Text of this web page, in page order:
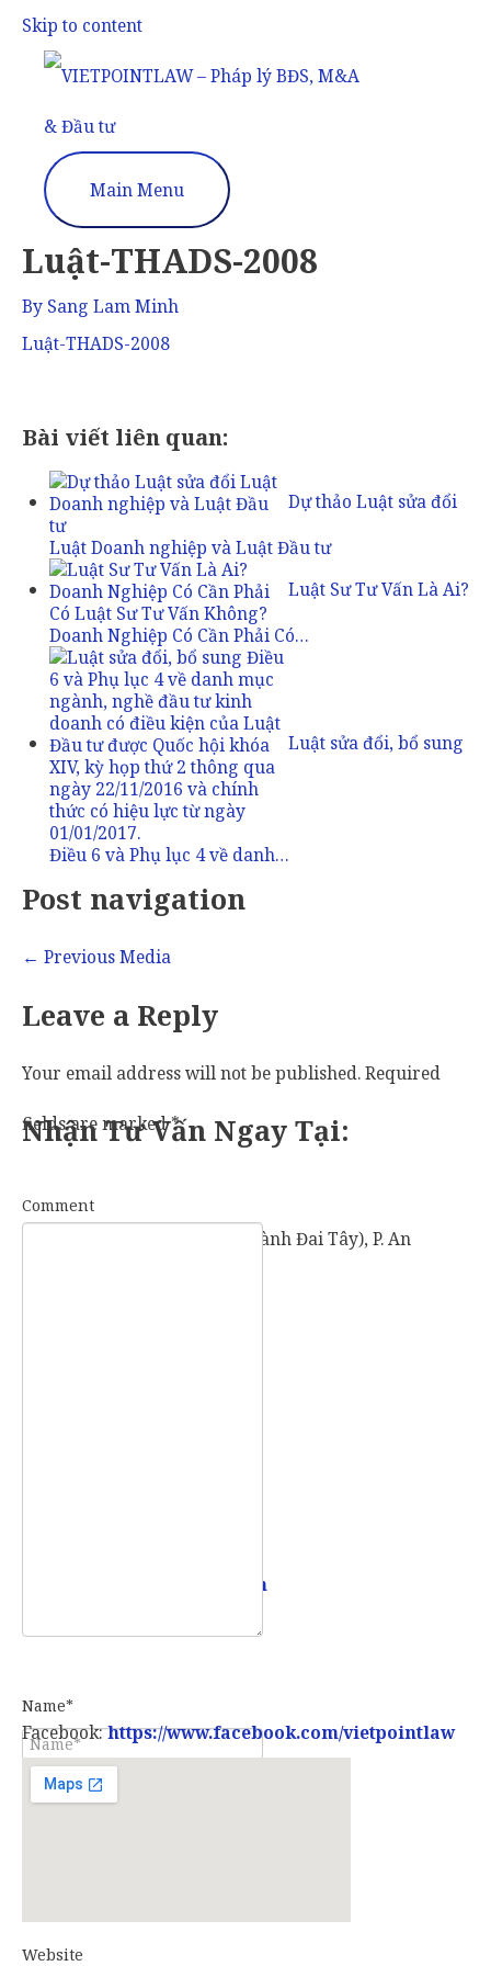
Skip to content
Main Menu
Luật-THADS-2008
By Sang Lam Minh
Luật-THADS-2008
Bài viết liên quan:
Dự thảo Luật sửa đổi
Luật Doanh nghiệp và Luật Đầu tư
Luật Sư Tư Vấn Là Ai?
Doanh Nghiệp Có Cần Phải Có…
Luật sửa đổi, bổ sung
Điều 6 và Phụ lục 4 về danh…
Post navigation
← Previous Media
Leave a Reply
Your email address will not be published.Required
fields are marked*
Comment
Name*
Website
Nhận Tư Vấn Ngay Tại:
57 Vành Đai Tây (số cũ: 936 Vành Đai Tây), P. An
info@vietpointlaw.vn
Facebook:https://www.facebook.com/vietpointlaw